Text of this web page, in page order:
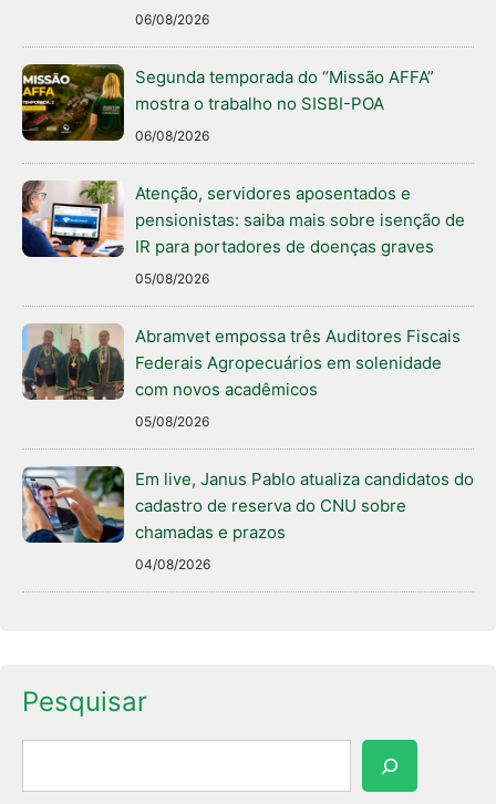
06/08/2026
Segunda temporada do “Missão AFFA”
mostra o trabalho no SISBI-POA
06/08/2026
Atenção, servidores aposentados e
pensionistas: saiba mais sobre isenção de
IR para portadores de doenças graves
05/08/2026
Abramvet empossa três Auditores Fiscais
Federais Agropecuários em solenidade
com novos acadêmicos
05/08/2026
Em live, Janus Pablo atualiza candidatos do
cadastro de reserva do CNU sobre
chamadas e prazos
04/08/2026
Pesquisar